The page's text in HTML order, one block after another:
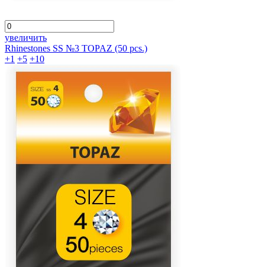
увеличить
Rhinestones SS №3 TOPAZ (50 pcs.)
+1 +5 +10